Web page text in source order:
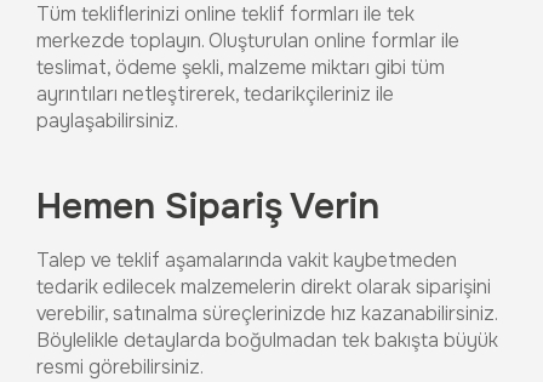
Tüm tekliflerinizi online teklif formları ile tek
merkezde toplayın. Oluşturulan online formlar ile
teslimat, ödeme şekli, malzeme miktarı gibi tüm
ayrıntıları netleştirerek, tedarikçileriniz ile
paylaşabilirsiniz.
Hemen Sipariş Verin
Talep ve teklif aşamalarında vakit kaybetmeden
tedarik edilecek malzemelerin direkt olarak siparişini
verebilir, satınalma süreçlerinizde hız kazanabilirsiniz.
Böylelikle detaylarda boğulmadan tek bakışta büyük
resmi görebilirsiniz.